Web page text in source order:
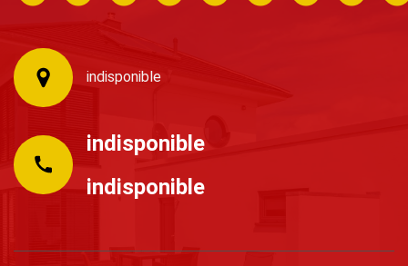
indisponible
indisponible
indisponible